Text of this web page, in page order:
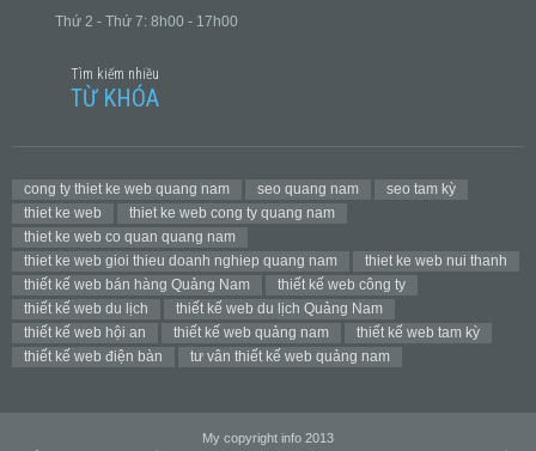
Thứ 2 - Thứ 7: 8h00 - 17h00
Tìm kiếm nhiều
TỪ KHÓA
cong ty thiet ke web quang nam seo quang nam
seo tam kỳ
thiet ke web
thiet ke web cong ty quang nam
thiet ke web co quan quang nam
thiet ke web gioi thieu doanh nghiep quang nam
thiet ke web nui thanh
thiết kế web bán hàng Quảng Nam
thiết kế web công ty
thiết kế web du lịch
thiết kế web du lịch Quảng Nam
thiết kế web hội an
thiết kế web quảng nam
thiết kế web tam kỳ
thiết kế web điện bàn
tư vân thiết kế web quảng nam
My copyright info 2013